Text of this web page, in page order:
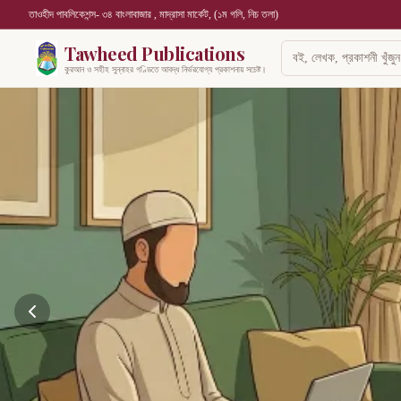
তাওহীদ পাবলিকেশন্স- ৩৪ বাংলাবাজার , মাদ্রাসা মার্কেট, (১ম গলি, নিচ তলা)
Tawheed Publications
কুরআন ও সহীহ সুন্নাহর গণ্ডিতে আবদ্ধ নির্ভরযোগ্য প্রকাশনায় সচেষ্ট।